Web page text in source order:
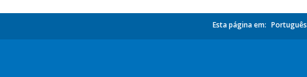
Esta página em: Português